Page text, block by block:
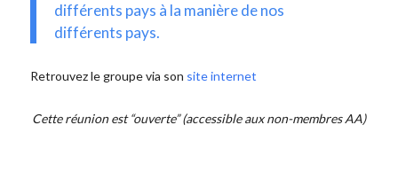
différents pays à la manière de nos
différents pays.
Retrouvez le groupe via son site internet
Cette réunion est “ouverte” (accessible aux non-membres AA)